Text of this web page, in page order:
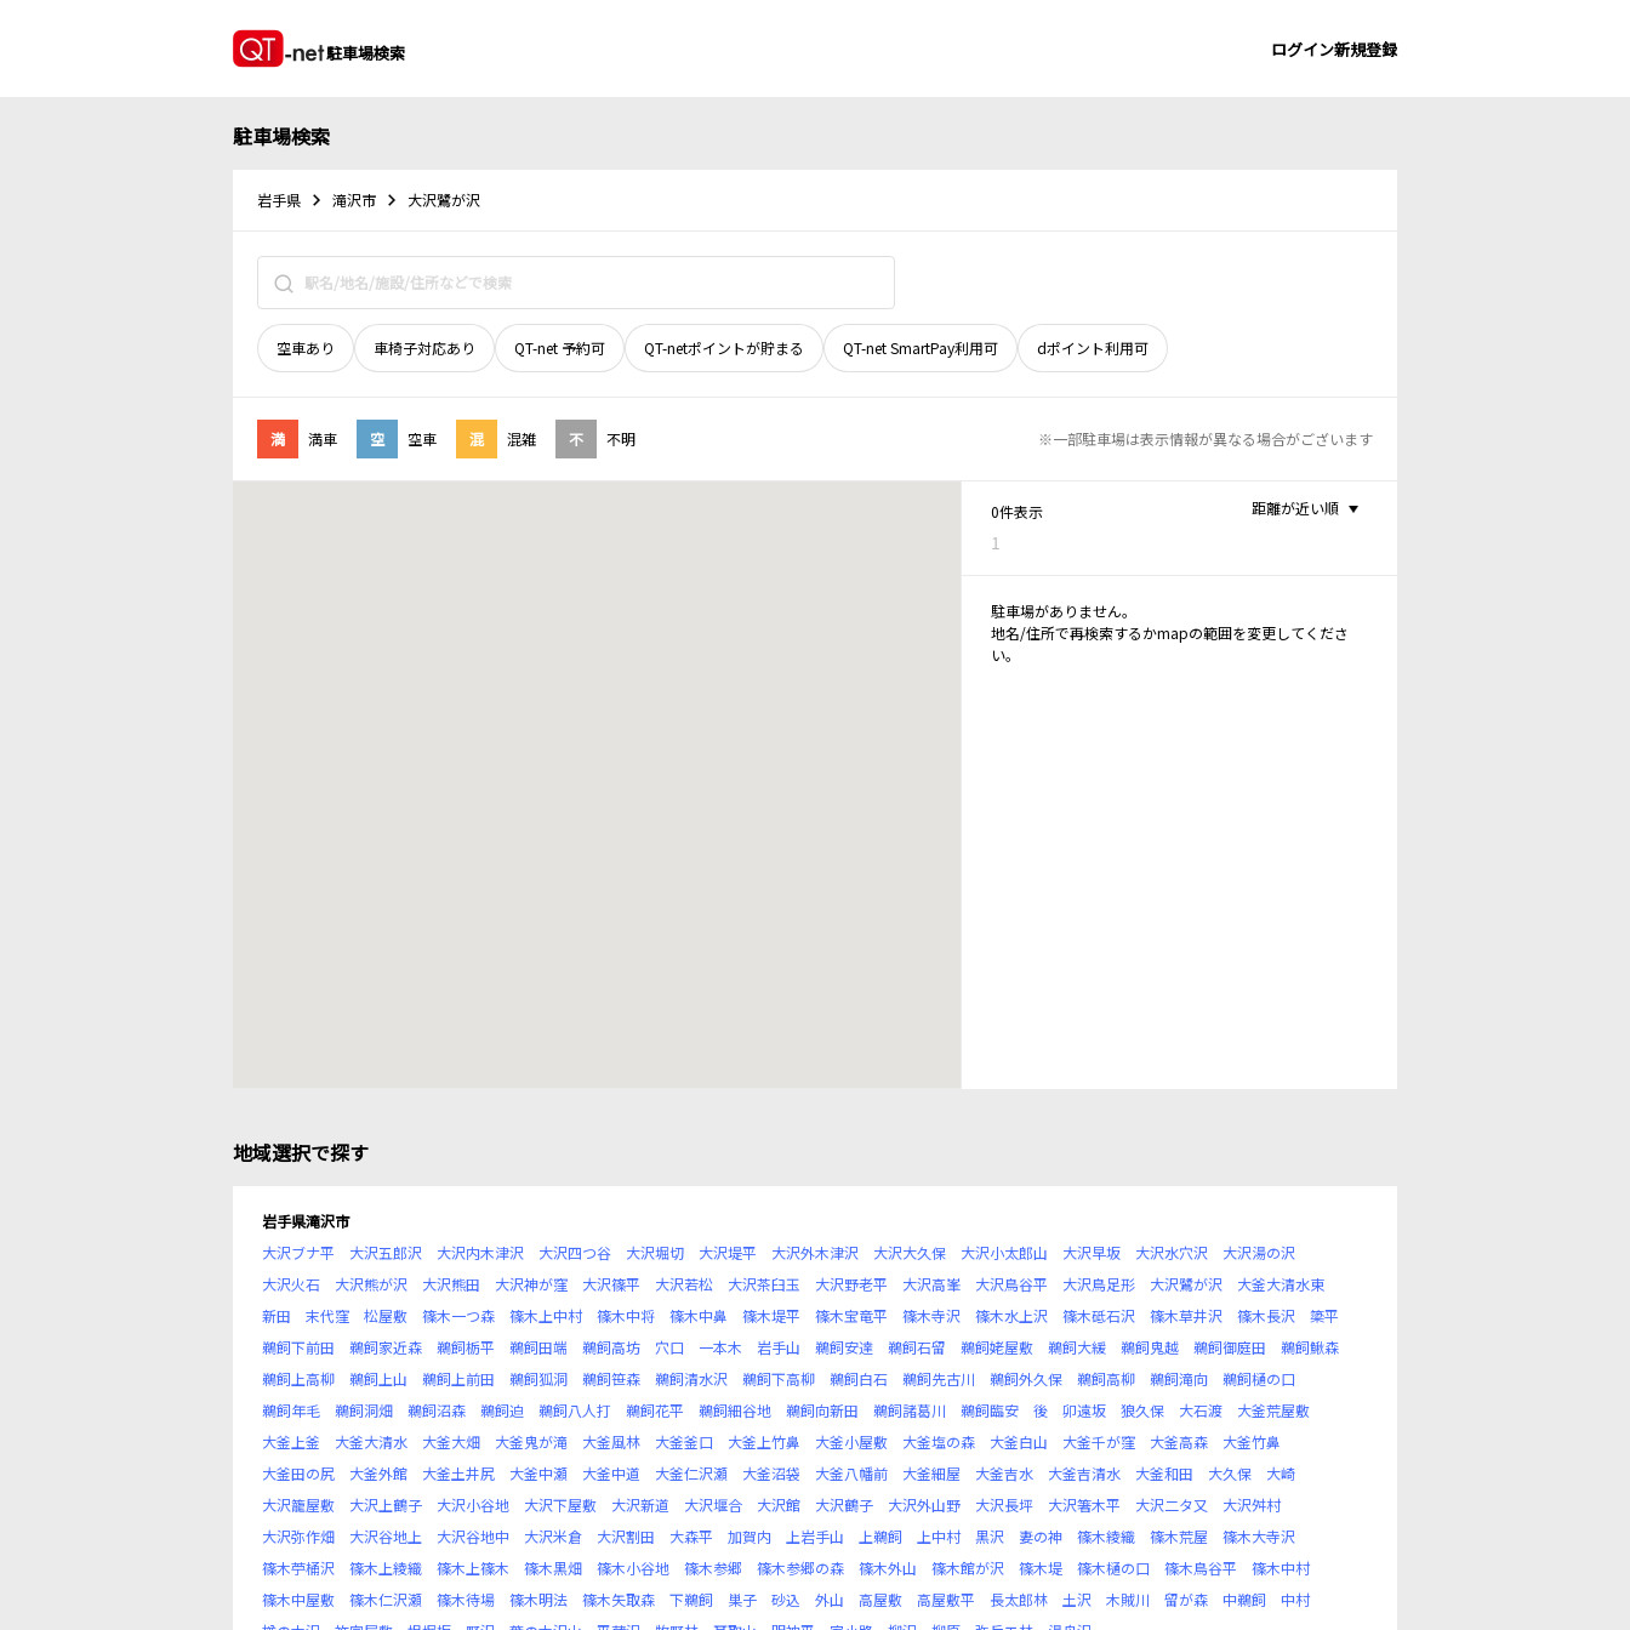
駐車場検索 ログイン新規登録
駐車場検索
岩手県 滝沢市 大沢鷺が沢
空車あり 車椅子対応あり QT-net 予約可 QT-netポイントが貯まる QT-net SmartPay利用可 dポイント利用可
満 満車 空 空車 混 混雑 不 不明 ※一部駐車場は表示情報が異なる場合がございます
0件表示
1
距離が近い順
駐車場がありません。
地名/住所で再検索するかmapの範囲を変更してくださ
い。
地域選択で探す
岩手県滝沢市
大沢ブナ平
大沢五郎沢 大沢内木津沢 大沢四つ谷 大沢堀切 大沢堤平 大沢外木津沢 大沢大久保 大沢小太郎山 大沢早坂 大沢水穴沢
大沢湯の沢
大沢火石
大沢熊が沢 大沢熊田 大沢神が窪 大沢篠平 大沢若松 大沢茶臼玉 大沢野老平 大沢高峯 大沢鳥谷平 大沢鳥足形 大沢鷺が沢
大釜大清水東
新田
末代窪 松屋敷 篠木一つ森 篠木上中村 篠木中将 篠木中鼻 篠木堤平 篠木宝竜平 篠木寺沢 篠木水上沢 篠木砥石沢 篠木草井沢 篠木長沢
簗平
鵜飼下前田
鵜飼家近森 鵜飼栃平 鵜飼田端 鵜飼高坊 穴口 一本木 岩手山 鵜飼安達 鵜飼石留 鵜飼姥屋敷 鵜飼大緩 鵜飼鬼越 鵜飼御庭田
鵜飼鰍森
鵜飼上高柳
鵜飼上山 鵜飼上前田 鵜飼狐洞 鵜飼笹森 鵜飼清水沢 鵜飼下高柳 鵜飼白石 鵜飼先古川 鵜飼外久保 鵜飼高柳 鵜飼滝向
鵜飼樋の口
鵜飼年毛
鵜飼洞畑 鵜飼沼森 鵜飼迫 鵜飼八人打 鵜飼花平 鵜飼細谷地 鵜飼向新田 鵜飼諸葛川 鵜飼臨安 後 卯遠坂 狼久保 大石渡
大釜荒屋敷
大釜上釜
大釜大清水 大釜大畑 大釜鬼が滝 大釜風林 大釜釜口 大釜上竹鼻 大釜小屋敷 大釜塩の森 大釜白山 大釜千が窪 大釜高森
大釜竹鼻
大釜田の尻
大釜外館 大釜土井尻 大釜中瀬 大釜中道 大釜仁沢瀬 大釜沼袋 大釜八幡前 大釜細屋 大釜吉水 大釜吉清水 大釜和田 大久保
大崎
大沢籠屋敷
大沢上鶴子 大沢小谷地 大沢下屋敷 大沢新道 大沢堰合 大沢館 大沢鶴子 大沢外山野 大沢長坪 大沢箸木平 大沢二タ又
大沢舛村
大沢弥作畑
大沢谷地上 大沢谷地中 大沢米倉 大沢割田 大森平 加賀内 上岩手山 上鵜飼 上中村 黒沢 妻の神 篠木綾織 篠木荒屋
篠木大寺沢
篠木苧桶沢
篠木上綾織 篠木上篠木 篠木黒畑 篠木小谷地 篠木参郷 篠木参郷の森 篠木外山 篠木館が沢 篠木堤 篠木樋の口 篠木鳥谷平
篠木中村
篠木中屋敷
篠木仁沢瀬 篠木待場 篠木明法 篠木矢取森 下鵜飼 巣子 砂込 外山 高屋敷 高屋敷平 長太郎林 土沢 木賊川 留が森 中鵜飼
中村